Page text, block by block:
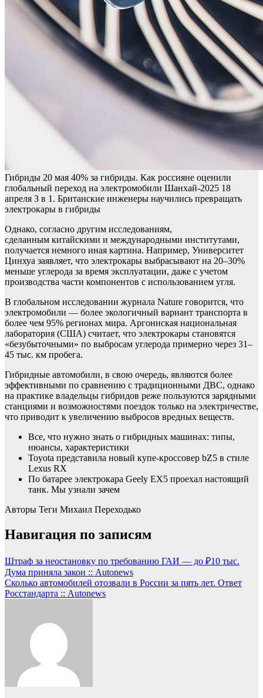
Гибриды 20 мая 40% за гибриды. Как россияне оценили
глобальный переход на электромобили Шанхай-2025 18
апреля 3 в 1. Британские инженеры научились превращать
электрокары в гибриды
Однако, согласно другим исследованиям,
сделанным китайскими и международными институтами,
получается немного иная картина. Например, Университет
Цинхуа заявляет, что электрокары выбрасывают на 20–30%
меньше углерода за время эксплуатации, даже с учетом
производства части компонентов с использованием угля.
В глобальном исследовании журнала Nature говорится, что
электромобили — более экологичный вариант транспорта в
более чем 95% регионах мира. Аргоннская национальная
лаборатория (США) считает, что электрокары становятся
«безубыточными» по выбросам углерода примерно через 31–
45 тыс. км пробега.
Гибридные автомобили, в свою очередь, являются более
эффективными по сравнению с традиционными ДВС, однако
на практике владельцы гибридов реже пользуются зарядными
станциями и возможностями поездок только на электричестве,
что приводит к увеличению выбросов вредных веществ.
Все, что нужно знать о гибридных машинах: типы,
нюансы, характеристики
Toyota представила новый купе-кроссовер bZ5 в стиле
Lexus RX
По батарее электрокара Geely EX5 проехал настоящий
танк. Мы узнали зачем
Авторы Теги Михаил Переходько
Навигация по записям
Штраф за неостановку по требованию ГАИ — до ₽10 тыс.
Дума приняла закон :: Autonews
Сколько автомобилей отозвали в России за пять лет. Ответ
Росстандарта :: Autonews